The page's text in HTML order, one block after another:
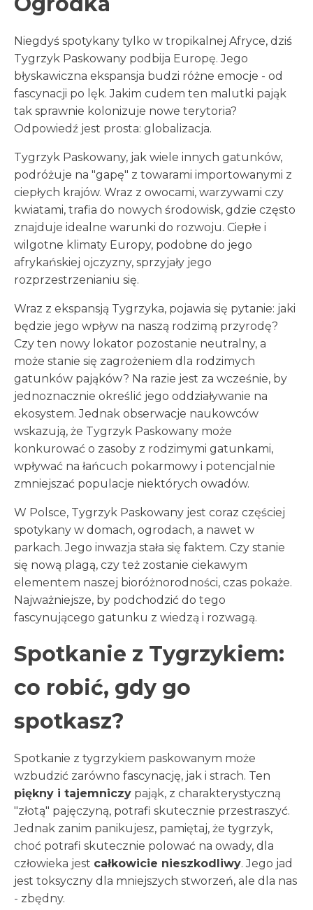
Niegdyś spotykany tylko w tropikalnej Afryce, dziś
Tygrzyk Paskowany podbija Europę. Jego
błyskawiczna ekspansja budzi różne emocje - od
fascynacji po lęk. Jakim cudem ten malutki pająk
tak sprawnie kolonizuje nowe terytoria?
Odpowiedź jest prosta: globalizacja.
Tygrzyk Paskowany, jak wiele innych gatunków,
podróżuje na "gapę" z towarami importowanymi z
ciepłych krajów. Wraz z owocami, warzywami czy
kwiatami, trafia do nowych środowisk, gdzie często
znajduje idealne warunki do rozwoju. Ciepłe i
wilgotne klimaty Europy, podobne do jego
afrykańskiej ojczyzny, sprzyjały jego
rozprzestrzenianiu się.
Wraz z ekspansją Tygrzyka, pojawia się pytanie: jaki
będzie jego wpływ na naszą rodzimą przyrodę?
Czy ten nowy lokator pozostanie neutralny, a
może stanie się zagrożeniem dla rodzimych
gatunków pająków? Na razie jest za wcześnie, by
jednoznacznie określić jego oddziaływanie na
ekosystem. Jednak obserwacje naukowców
wskazują, że Tygrzyk Paskowany może
konkurować o zasoby z rodzimymi gatunkami,
wpływać na łańcuch pokarmowy i potencjalnie
zmniejszać populacje niektórych owadów.
W Polsce, Tygrzyk Paskowany jest coraz częściej
spotykany w domach, ogrodach, a nawet w
parkach. Jego inwazja stała się faktem. Czy stanie
się nową plagą, czy też zostanie ciekawym
elementem naszej bioróżnorodności, czas pokaże.
Najważniejsze, by podchodzić do tego
fascynującego gatunku z wiedzą i rozwagą.
Spotkanie z Tygrzykiem:
co robić, gdy go
spotkasz?
Spotkanie z tygrzykiem paskowanym może
wzbudzić zarówno fascynację, jak i strach. Ten
piękny i tajemniczy pająk, z charakterystyczną
"złotą" pajęczyną, potrafi skutecznie przestraszyć.
Jednak zanim panikujesz, pamiętaj, że tygrzyk,
choć potrafi skutecznie polować na owady, dla
człowieka jest całkowicie nieszkodliwy. Jego jad
jest toksyczny dla mniejszych stworzeń, ale dla nas
- zbędny.